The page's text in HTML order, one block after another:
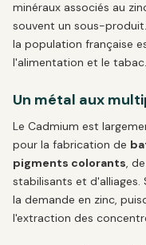
minéraux associés au
souvent un sous-
la population française
l'alimentation et le tabac.
Un métal aux
Le Cadmium est
pour la fabrication de
pigments colorants,
stabilisants et
la demande en zinc,
l'extraction des